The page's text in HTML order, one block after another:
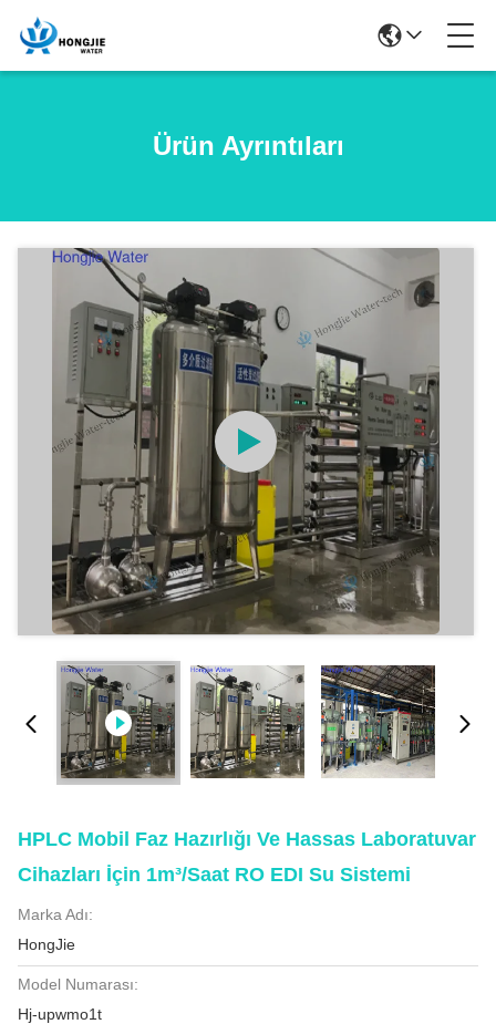
Ürün Ayrıntıları
HPLC Mobil Faz Hazırlığı Ve Hassas Laboratuvar
Cihazları İçin 1m³/saat RO EDI Su Sistemi
Marka Adı:
HongJie
Model Numarası:
Hj-upwmo1t